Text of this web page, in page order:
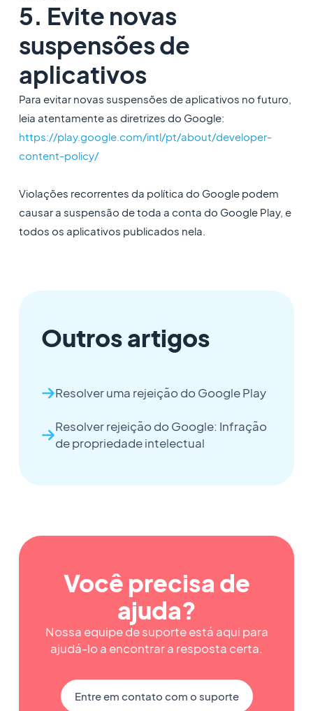
5. Evite novas
suspensões de
aplicativos
Para evitar novas suspensões de aplicativos no futuro,
leia atentamente as diretrizes do Google:
https://play.google.com/intl/pt/about/developer-
content-policy/
Violações recorrentes da política do Google podem
causar a suspensão de toda a conta do Google Play, e
todos os aplicativos publicados nela.
Outros artigos
Resolver uma rejeição do Google Play
Resolver rejeição do Google: Infração
de propriedade intelectual
Você precisa de
ajuda?
Nossa equipe de suporte está aqui para
ajudá-lo a encontrar a resposta certa.
Entre em contato com o suporte